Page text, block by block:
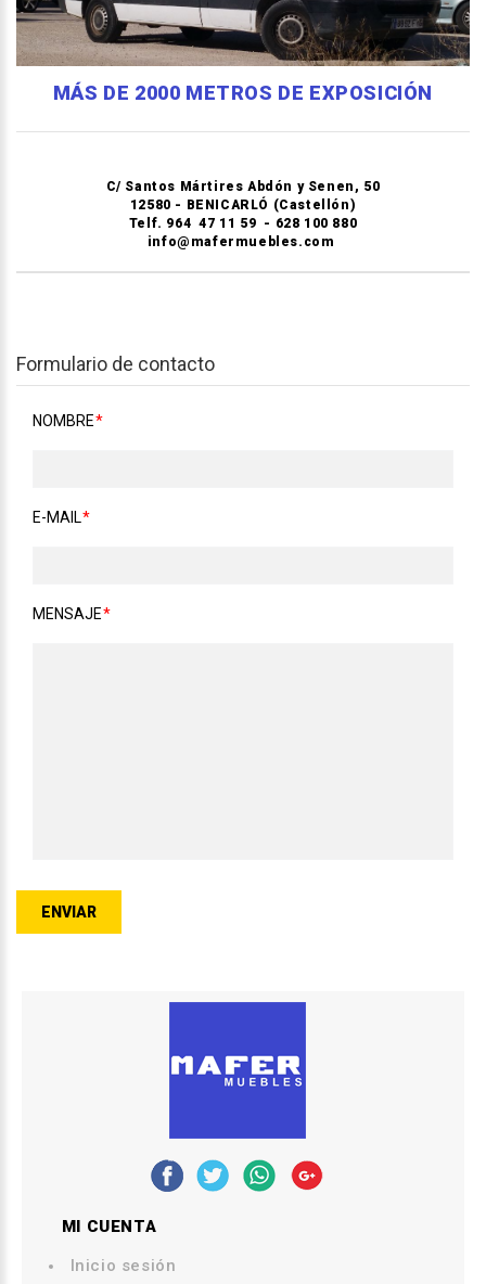
MÁS DE 2000 METROS DE EXPOSICIÓN
C/ Santos Mártires Abdón y Senen, 50
12580 - BENICARLÓ (Castellón)
Telf. 964 47 11 59 - 628 100 880
info@mafermuebles.com
Formulario de contacto
NOMBRE
E-MAIL
MENSAJE
MI CUENTA
Inicio sesión